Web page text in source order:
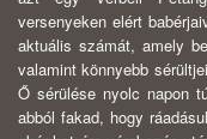
versenyeken elért
aktuális számát, amely
valamint könnyebb
Ő sérülése nyolc napon
abból fakad, hogy